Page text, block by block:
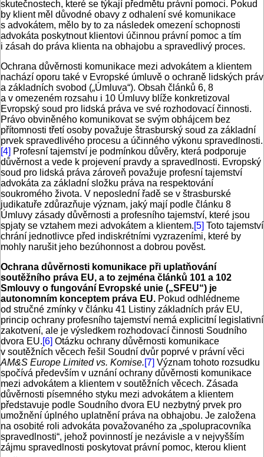
skutečnostech, které se týkají předmětu právní pomoci. Pokud
by klient měl důvodné obavy z odhalení své komunikace
s advokátem, mělo by to za následek omezení schopnosti
advokáta poskytnout klientovi účinnou právní pomoc a tím
i zásah do práva klienta na obhajobu a spravedlivý proces.
Ochrana důvěrnosti komunikace mezi advokátem a klientem
nachází oporu také v Evropské úmluvě o ochraně lidských práv
a základních svobod („Úmluva“). Obsah článků 6, 8
a v omezeném rozsahu i 10 Úmluvy blíže konkretizoval
Evropský soud pro lidská práva ve své rozhodovací činnosti.
Právo obviněného komunikovat se svým obhájcem bez
přítomnosti třetí osoby považuje štrasburský soud za základní
prvek spravedlivého procesu a účinného výkonu spravedlnosti.
[4] Profesní tajemství je podmínkou důvěry, která podporuje
důvěrnost a vede k projevení pravdy a spravedlnosti. Evropský
soud pro lidská práva zároveň považuje profesní tajemství
advokáta za základní složku práva na respektování
soukromého života. V neposlední řadě se v štrasburské
judikatuře zdůrazňuje význam, jaký mají podle článku 8
Úmluvy zásady důvěrnosti a profesního tajemství, které jsou
spjaty se vztahem mezi advokátem a klientem.[5] Toto tajemství
chrání jednotlivce před indiskrétními vyzrazeními, které by
mohly narušit jeho bezúhonnost a dobrou pověst.
Ochrana důvěrnosti komunikace při uplatňování
soutěžního práva EU, a to zejména článků 101 a 102
Smlouvy o fungování Evropské unie („SFEU“) je
autonomním konceptem práva EU. Pokud odhlédneme
od stručné zmínky v článku 41 Listiny základních práv EU,
princip ochrany profesního tajemství nemá explicitní legislativní
zakotvení, ale je výsledkem rozhodovací činnosti Soudního
dvora EU.[6] Otázku ochrany důvěrnosti komunikace
v soutěžních věcech řešil Soudní dvůr poprvé v právní věci
AM&S Europe Limited vs. Komise.[7] Význam tohoto rozsudku
spočívá především v uznání ochrany důvěrnosti komunikace
mezi advokátem a klientem v soutěžních věcech. Zásada
důvěrnosti písemného styku mezi advokátem a klientem
představuje podle Soudního dvora EU nezbytný prvek pro
umožnění úplného uplatnění práva na obhajobu. Je založena
na osobité roli advokáta považovaného za „spolupracovníka
spravedlnosti“, jehož povinností je nezávisle a v nejvyšším
zájmu spravedlnosti poskytovat právní pomoc, kterou klient